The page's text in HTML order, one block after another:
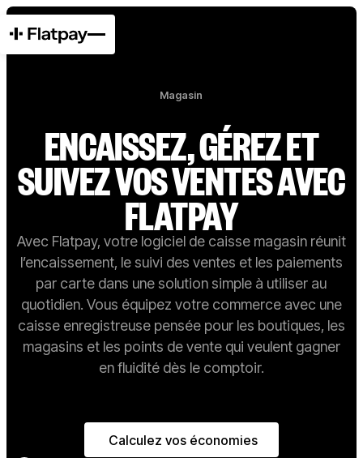
Magasin
ENCAISSEZ, GÉREZ ET
SUIVEZ VOS VENTES AVEC
FLATPAY
Avec Flatpay, votre logiciel de caisse magasin réunit
l’encaissement, le suivi des ventes et les paiements
par carte dans une solution simple à utiliser au
quotidien. Vous équipez votre commerce avec une
caisse enregistreuse pensée pour les boutiques, les
magasins et les points de vente qui veulent gagner
en fluidité dès le comptoir.
Calculez vos économies
Calculez vos économies